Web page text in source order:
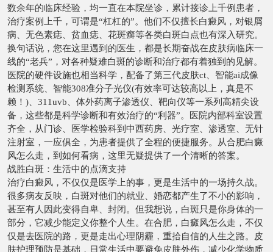
数余年的临床经验，均一直在本院坐诊，累计接诊上千例患者，
治疗案例上千，可谓是“杠杠的”。他们不仅擅长白癜风，对银屑
病、无色素痣、贫血痣、花斑癣等各类白斑白点也有深入研究。
换句话说，您在这里遇到的医生，都是长期奋战在皮肤病临床一
线的“老兵”，对各种疑难白斑的诊断和治疗都有着独到的见解。
医院的硬件设施也相当科学，配备了第三代皮肤ct、智能ai成像
检测系统、智能308准分子光仪(有效率可达较高以上，真是不
赖！)、311uvb、体外药离子渗透仪、靶向仪等一系列高精尖设
备，这些都是科学诊断和有效治疗的“利器”。医院内部科室设置
齐全，从门诊、医学检验科到中西药房、光疗室、渗透室、无针
注射室，一应俱全，为患者提供了全程的便捷服务。从合肥白癜
风怎么走，到如何看病，这里无疑提供了一个清晰的答案。
战胜白斑：生活中的点滴支持
治疗白癜风，不仅仅是医学上的事，更是生活中的一场持久战。
很多病友反映，白斑对他们的就业、婚恋都产生了不小的影响，
甚至有人因此变得自卑、封闭。但我想说，白斑只是你身体的一
部分，它减少能定义你整个人生。在合肥，白癜风怎么走，不仅
仅是去医院的路，更是走出心理阴霾，重拾自信的人生之路。皮
肤护理预防是基础，日常生活中要避免皮肤外伤，减少化学物质